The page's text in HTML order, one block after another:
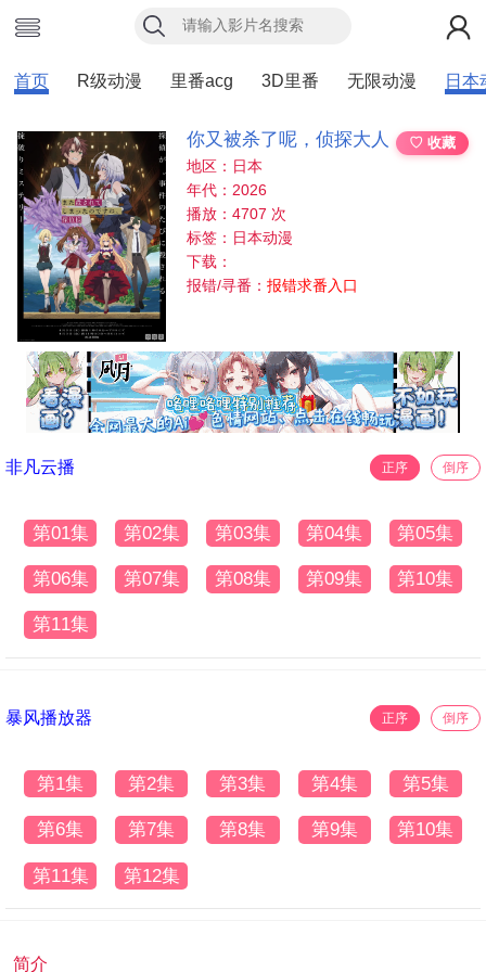
首页 R级动漫 里番acg 3D里番 无限动漫 日本
你又被杀了呢，侦探大人
♡ 收藏
地区：日本
年代：2026
播放：4707 次
标签：日本动漫
下载：
报错/寻番：报错求番入口
非凡云播 正序 倒序
第01集 第02集 第03集 第04集 第05集
第06集 第07集 第08集 第09集 第10集
第11集
暴风播放器 正序 倒序
第1集 第2集 第3集 第4集 第5集
第6集 第7集 第8集 第9集 第10集
第11集 第12集
简介